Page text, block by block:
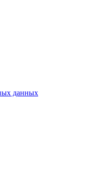
данных